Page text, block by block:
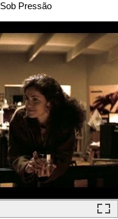
Pressão